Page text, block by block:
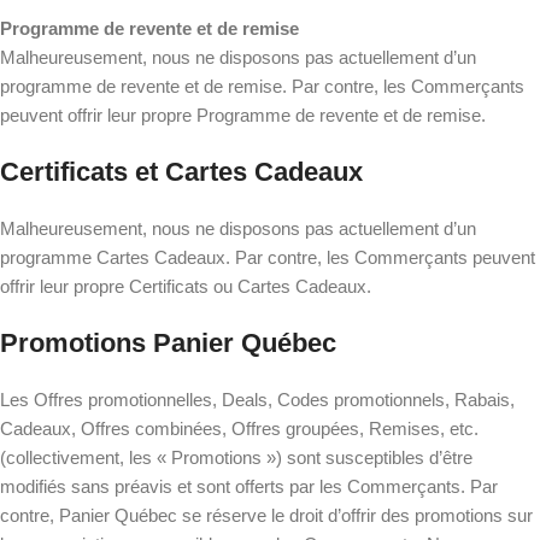
Programme de revente et de remise
Malheureusement, nous ne disposons pas actuellement d’un
programme de revente et de remise. Par contre, les Commerçants
peuvent offrir leur propre Programme de revente et de remise.
Certificats et Cartes Cadeaux
Malheureusement, nous ne disposons pas actuellement d’un
programme Cartes Cadeaux. Par contre, les Commerçants peuvent
offrir leur propre Certificats ou Cartes Cadeaux.
Promotions Panier Québec
Les Offres promotionnelles, Deals, Codes promotionnels, Rabais,
Cadeaux, Offres combinées, Offres groupées, Remises, etc.
(collectivement, les « Promotions ») sont susceptibles d’être
modifiés sans préavis et sont offerts par les Commerçants. Par
contre, Panier Québec se réserve le droit d’offrir des promotions sur